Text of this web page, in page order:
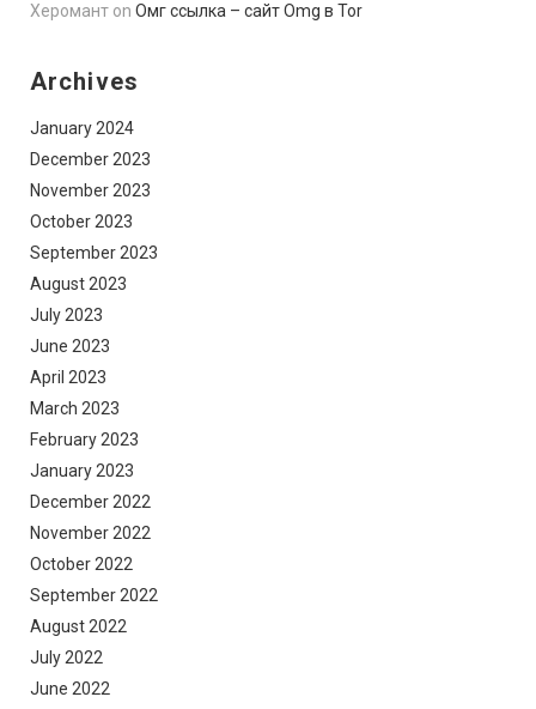
Херомант on Омг ссылка – сайт Omg в Tor
Archives
January 2024
December 2023
November 2023
October 2023
September 2023
August 2023
July 2023
June 2023
April 2023
March 2023
February 2023
January 2023
December 2022
November 2022
October 2022
September 2022
August 2022
July 2022
June 2022